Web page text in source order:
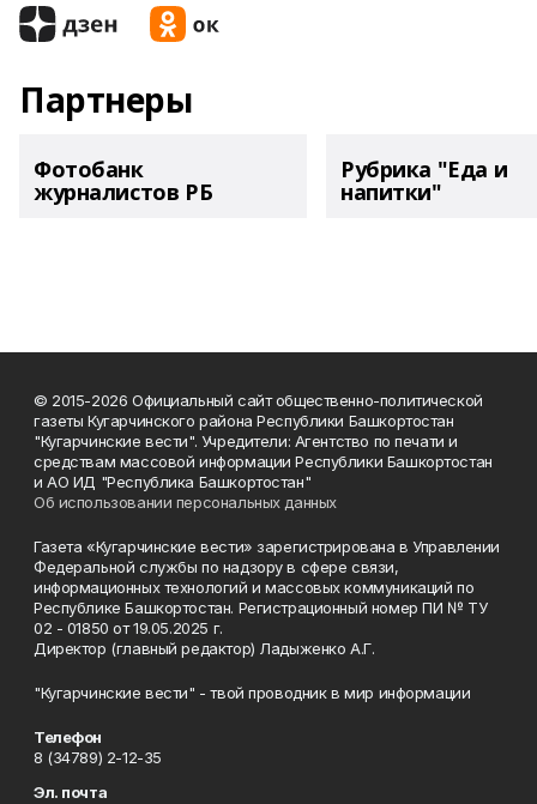
Партнеры
Фотобанк
журналистов РБ
Рубрика "Еда и
напитки"
© 2015-2026 Официальный сайт общественно-политической
газеты Кугарчинского района Республики Башкортостан
"Кугарчинские вести". Учредители: Агентство по печати и
средствам массовой информации Республики Башкортостан
и АО ИД "Республика Башкортостан"
Об использовании персональных данных
Газета «Кугарчинские вести» зарегистрирована в Управлении
Федеральной службы по надзору в сфере связи,
информационных технологий и массовых коммуникаций по
Республике Башкортостан. Регистрационный номер ПИ № ТУ
02 - 01850 от 19.05.2025 г.
Директор (главный редактор) Ладыженко А.Г.
"Кугарчинские вести" - твой проводник в мир информации
Телефон
8 (34789) 2-12-35
Эл. почта